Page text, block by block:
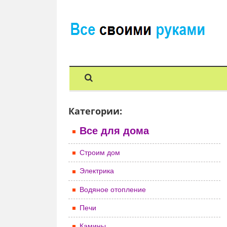
Категории:
Все для дома
Строим дом
Электрика
Водяное отопление
Печи